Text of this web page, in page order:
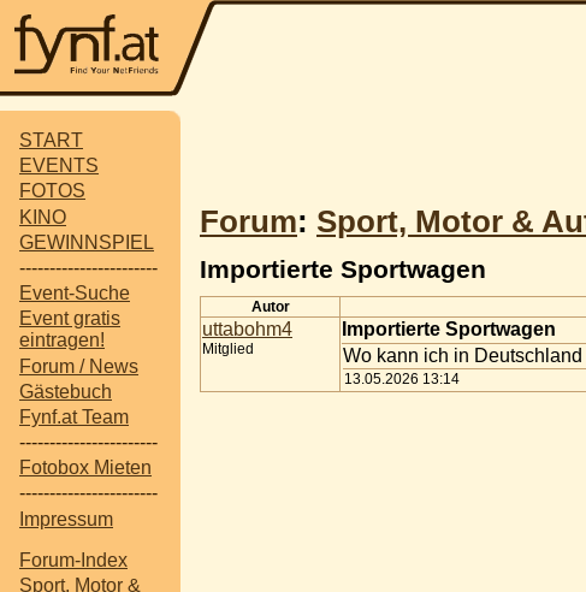
START
EVENTS
FOTOS
KINO
GEWINNSPIEL
-----------------------
Event-Suche
Event gratis
eintragen!
Forum / News
Gästebuch
Fynf.at Team
-----------------------
Fotobox Mieten
-----------------------
Impressum
Forum-Index
Sport, Motor &
Forum: Sport, Motor &
Importierte Sportwagen
Autor
uttabohm4
Mitglied
Importierte Sportwagen
Wo kann ich in
13.05.2026 13:14